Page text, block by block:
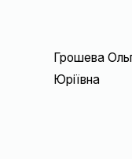
Грошева
Юріївна